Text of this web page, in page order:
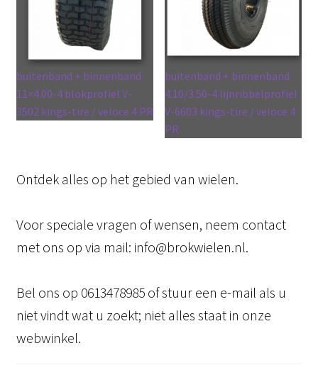
buitenband + binnenband
11×4.00-4 blokprofiel V-
3502 kings-tire / veloce 4 PR
buitenband + binnenband
4.10/3.50-4 lijnribbelprofiel
V-6603 kings-tire / veloce 4
PR
Ontdek alles op het gebied van wielen.
Voor speciale vragen of wensen, neem contact
met ons op via mail: info@brokwielen.nl.
Bel ons op 0613478985 of stuur een e-mail als u
niet vindt wat u zoekt; niet alles staat in onze
webwinkel.